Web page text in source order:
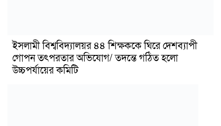
ইসলামী বিশ্ববিদ্যালয়র ৪৪ শিক্ষককে ঘিরে দেশব্যাপী
গোপন তৎপরতার অভিযোগ/ তদন্তে গঠিত হলো
উচ্চপর্যায়ের কমিটি